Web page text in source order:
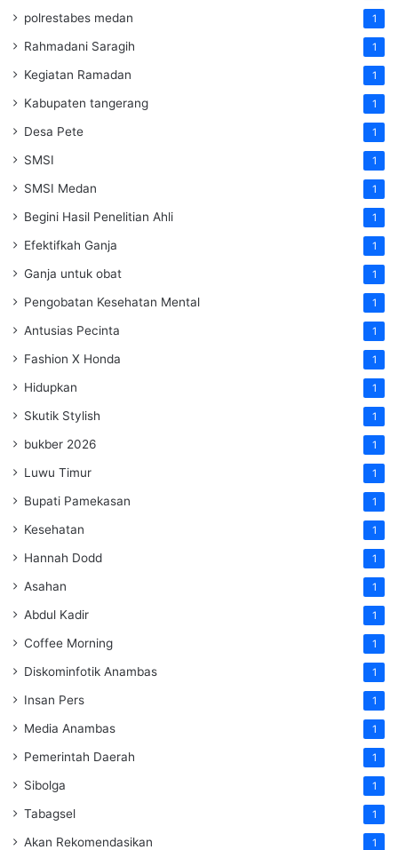
polrestabes medan 1
Rahmadani Saragih 1
Kegiatan Ramadan 1
Kabupaten tangerang 1
Desa Pete 1
SMSI 1
SMSI Medan 1
Begini Hasil Penelitian Ahli 1
Efektifkah Ganja 1
Ganja untuk obat 1
Pengobatan Kesehatan Mental 1
Antusias Pecinta 1
Fashion X Honda 1
Hidupkan 1
Skutik Stylish 1
bukber 2026 1
Luwu Timur 1
Bupati Pamekasan 1
Kesehatan 1
Hannah Dodd 1
Asahan 1
Abdul Kadir 1
Coffee Morning 1
Diskominfotik Anambas 1
Insan Pers 1
Media Anambas 1
Pemerintah Daerah 1
Sibolga 1
Tabagsel 1
Akan Rekomendasikan 1